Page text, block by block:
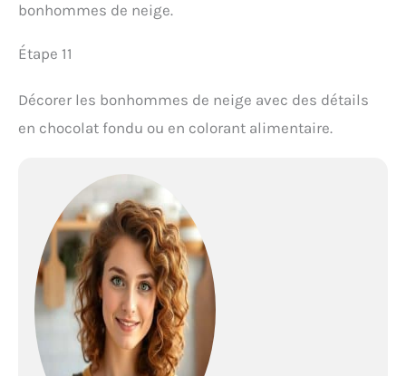
bonhommes de neige.
Étape 11
Décorer les bonhommes de neige avec des détails
en chocolat fondu ou en colorant alimentaire.